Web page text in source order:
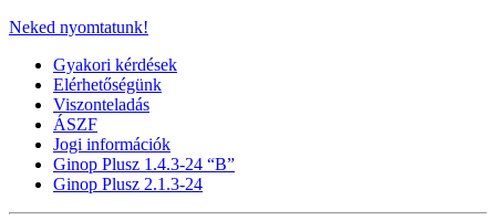
Neked nyomtatunk!
Gyakori kérdések
Elérhetőségünk
Viszonteladás
ÁSZF
Jogi információk
Ginop Plusz 1.4.3-24 “B”
Ginop Plusz 2.1.3-24